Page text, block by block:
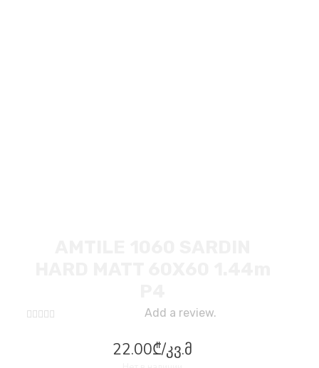
Add a review.
22.00₾/კვ.მ